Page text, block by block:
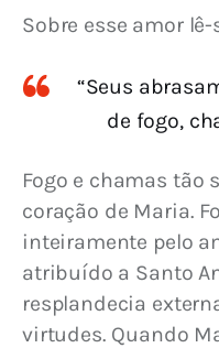
Sobre esse amor
“Seus
de fogo,
Fogo e chamas tão
coração de Maria.
inteiramente pelo
atribuído a Santo
resplandecia
virtudes. Quando